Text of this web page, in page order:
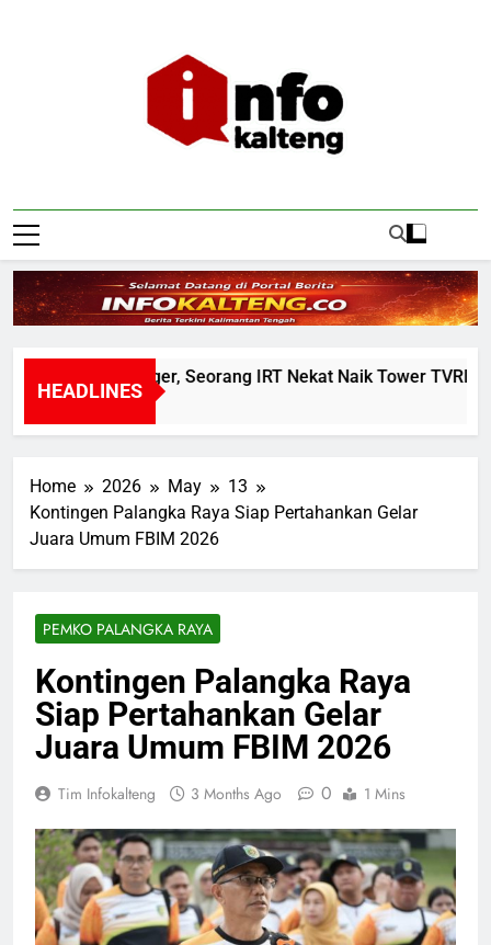
Infokalteng
HEADLINES
Warga Geger, Seorang IRT Nekat Naik Tower TVRI
12 Hours Ago
Home 2026 May
13
Kontingen Palangka Raya Siap Pertahankan Gelar
Juara Umum FBIM 2026
PEMKO PALANGKA RAYA
Kontingen Palangka Raya
Siap Pertahankan Gelar
Juara Umum FBIM 2026
Tim Infokalteng 3 Months Ago 0 1 Mins